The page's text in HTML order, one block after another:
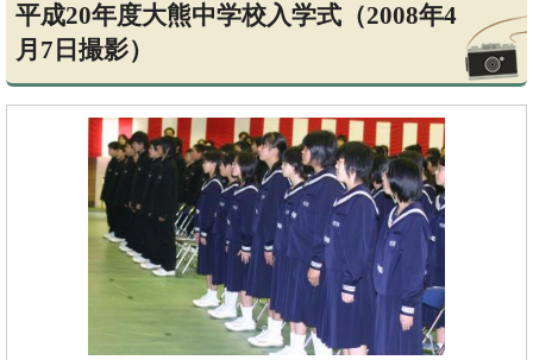
平成20年度大熊中学校入学式（2008年4
月7日撮影）